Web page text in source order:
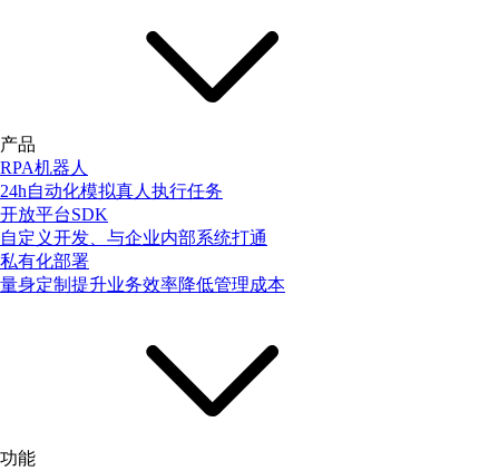
产品
RPA机器人
24h自动化模拟真人执行任务
开放平台SDK
自定义开发、与企业内部系统打通
私有化部署
量身定制提升业务效率降低管理成本
功能